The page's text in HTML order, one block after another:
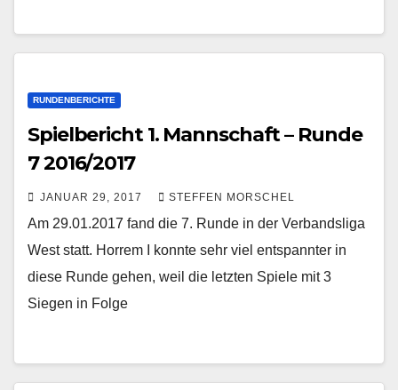
RUNDENBERICHTE
Spielbericht 1. Mannschaft – Runde
7 2016/2017
JANUAR 29, 2017 STEFFEN MORSCHEL
Am 29.01.2017 fand die 7. Runde in der Verbandsliga
West statt. Horrem I konnte sehr viel entspannter in
diese Runde gehen, weil die letzten Spiele mit 3
Siegen in Folge